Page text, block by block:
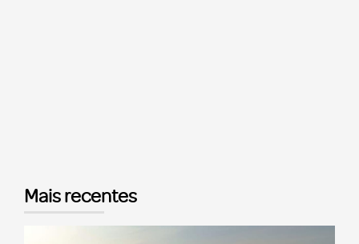
Mais recentes